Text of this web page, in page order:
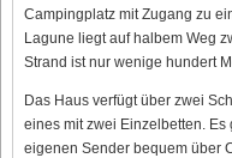
Campingplatz mit Zugang zu
Lagune liegt auf halbem Weg
Strand ist nur wenige hundert
Das Haus verfügt über zwei
eines mit zwei Einzelbetten. Es
eigenen Sender bequem über